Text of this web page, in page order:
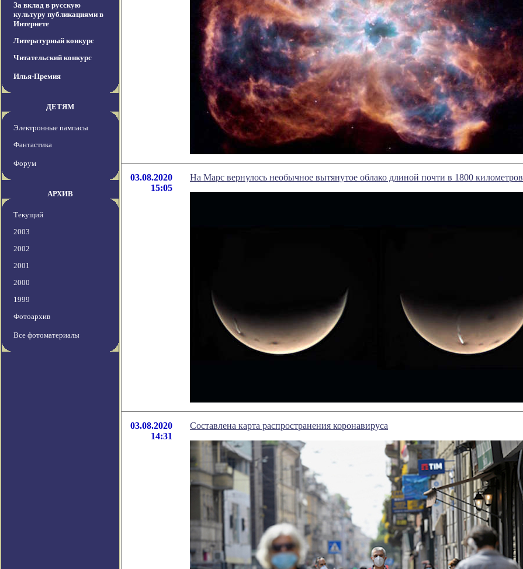
За вклад в русскую
культуру публикациями в
Интернете
Литературный конкурс
Читательский конкурс
Илья-Премия
ДЕТЯМ
Электронные пампасы
Фантастика
Форум
АРХИВ
Текущий
2003
2002
2001
2000
1999
Фотоархив
Все фотоматериалы
03.08.2020
15:05
На Марс вернулось необычное вытянутое облако длиной почти в 1800 километров
03.08.2020
14:31
Составлена карта распространения коронавируса